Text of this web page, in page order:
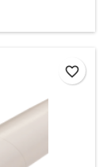
favorite_border